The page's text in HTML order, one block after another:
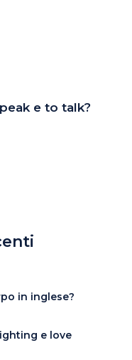
e to talk?
in inglese?
e love